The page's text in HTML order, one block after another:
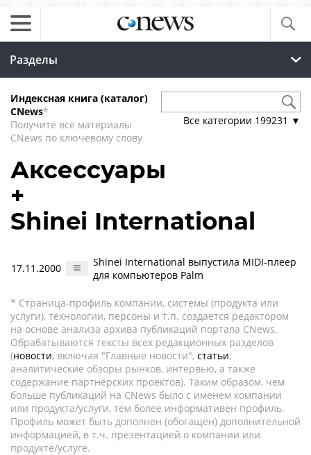
Разделы
Индексная книга (каталог)
CNews*
Получите все материалы
CNews по ключевому слову
Все категории 199231 ▼
Аксессуары
+
Shinei International
17.11.2000
Shinei International выпустила MIDI-плеер
для компьютеров Palm
* Страница-профиль компании, системы (продукта или
услуги), технологии, персоны и т.п. создается редактором
на основе анализа архива публикаций портала CNews.
Обрабатываются тексты всех редакционных разделов
(новости, включая "Главные новости", статьи,
аналитические обзоры рынков, интервью, а также
содержание партнёрских проектов). Таким образом, чем
больше публикаций на CNews было с именем компании
или продукта/услуги, тем более информативен профиль.
Профиль может быть дополнен (обогащен) дополнительной
информацией, в т.ч. презентацией о компании или
продукте/услуге.